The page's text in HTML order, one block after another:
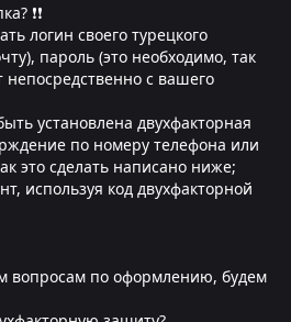
❗❗
логин своего турецкого
пароль (это необходимо, так
непосредственно с вашего
установлена двухфакторная
по номеру телефона или
это сделать написано ниже;
используя код двухфакторной
вопросам по оформлению, будем